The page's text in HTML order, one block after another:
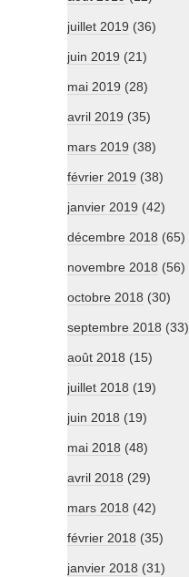
juillet 2019 (36)
juin 2019 (21)
mai 2019 (28)
avril 2019 (35)
mars 2019 (38)
février 2019 (38)
janvier 2019 (42)
décembre 2018 (65)
novembre 2018 (56)
octobre 2018 (30)
septembre 2018 (33)
août 2018 (15)
juillet 2018 (19)
juin 2018 (19)
mai 2018 (48)
avril 2018 (29)
mars 2018 (42)
février 2018 (35)
janvier 2018 (31)